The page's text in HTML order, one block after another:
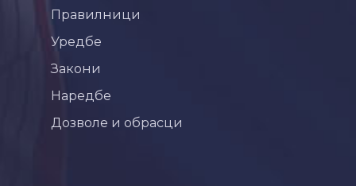
Правилници
Уредбе
Закони
Наредбе
Дозволе и обрасци